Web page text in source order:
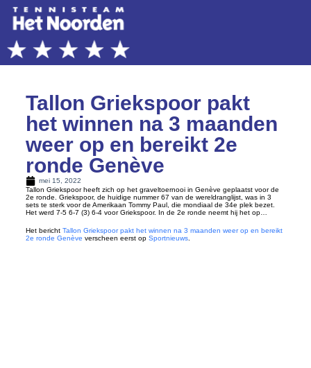
Tallon Griekspoor pakt
het winnen na 3 maanden
weer op en bereikt 2e
ronde Genève
mei 15, 2022
Tallon Griekspoor heeft zich op het graveltoernooi in Genève geplaatst voor de
2e ronde. Griekspoor, de huidige nummer 67 van de wereldranglijst, was in 3
sets te sterk voor de Amerikaan Tommy Paul, die mondiaal de 34e plek bezet.
Het werd 7-5 6-7 (3) 6-4 voor Griekspoor. In de 2e ronde neemt hij het op…
Het bericht Tallon Griekspoor pakt het winnen na 3 maanden weer op en bereikt
2e ronde Genève verscheen eerst op Sportnieuws.